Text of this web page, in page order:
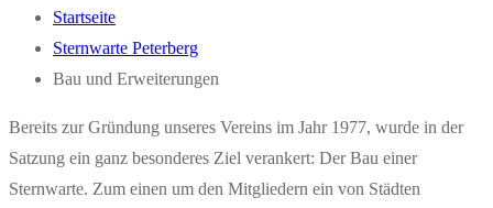
Startseite
Sternwarte Peterberg
Bau und Erweiterungen
Bereits zur Gründung unseres Vereins im Jahr 1977, wurde in der
Satzung ein ganz besonderes Ziel verankert: Der Bau einer
Sternwarte. Zum einen um den Mitgliedern ein von Städten